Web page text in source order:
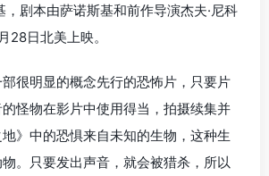
，剧本由萨诺斯基和前作导演杰夫·尼科
28日北美上映。
部很明显的概念先行的恐怖片，只要片
怪物在影片中使用得当，拍摄续集并
》中的恐惧来自未知的生物，这种生
。只要发出声音，就会被猎杀，所以